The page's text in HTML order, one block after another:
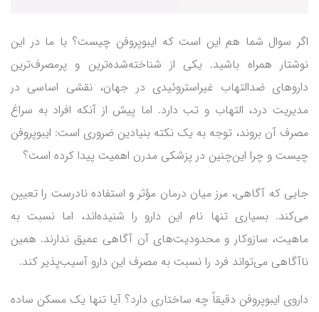
اگر سوال شما هم این است که ایبوپروفن چیست؟ با ما در این
نوشتار همراه باشید. یکی از شناخته‌شده‌ترین و پرمصرف‌ترین
داروهای ضدالتهاب غیراستروئیدی در جهان، نقشی اساسی در
مدیریت درد، التهاب و تب دارد. اما پیش از آنکه افراد به سراغ
مصرف آن بروند، توجه به یک نکته بنیادین ضروری است: ایبوپروفن
چیست و چرا این‌چنین در پزشکی مدرن اهمیت پیدا کرده است؟
جایی که آگاهی، مرز میان درمان مؤثر و استفاده نادرست را تعیین
می‌کند. بسیاری تنها نام این دارو را شنیده‌اند، اما نسبت به
ماهیت، سازوکار و محدودیت‌های آن آگاهی عمیق ندارند. همین
ناآگاهی می‌تواند فرد را نسبت به مصرف این دارو آسیب‌پذیر کند.
داروی ایبوپروفن دقیقاً چه ساختاری دارد؟ آیا تنها یک مسکن ساده